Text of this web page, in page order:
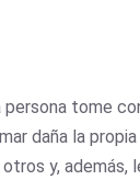
tome
daña la propia
y, además,